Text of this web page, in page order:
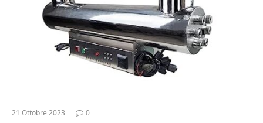
21 Ottobre 2023 0